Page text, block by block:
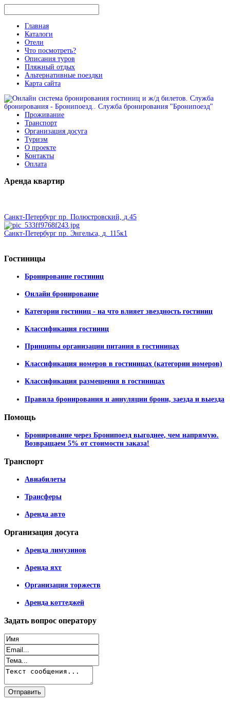
Главная
Каталоги
Отели
Что посмотреть?
Описания туров
Пляжный отдых
Альтернативные поездки
Карта сайта
Проживание
Транспорт
Организация досуга
Туризм
О проекте
Контакты
Оплата
Аренда квартир
Санкт-Петербург пр. Полюстровский, д.45
Санкт-Петербург пр. Энгельса, д. 115к1
Гостиницы
Бронирование гостиниц
Онлайн бронирование
Категории гостиниц - на что влияет звездность гостиниц
Классификация гостиниц
Принципы организации питания в гостиницах
Классификация номеров в гостиницах (категории номеров)
Классификация размещения в гостиницах
Правила бронирования и аннуляции брони, заезда и выезда
Помощь
Бронирование через Бронипоезд выгоднее, чем напрямую.
Возвращаем 5% от стоимости заказа!
Транспорт
Авиабилеты
Трансферы
Аренда авто
Организация досуга
Аренда лимузинов
Аренда яхт
Организация торжеств
Аренда коттеджей
Задать вопрос оператору